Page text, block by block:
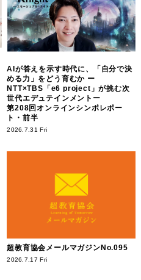
AIが答えを示す時代に、「自分で決
める力」をどう育むか ー
NTT×TBS「e6 project」が挑む次
世代エデュテインメントー
第208回オンラインシンポレポー
ト・前半
2026.7.31 Fri
超教育協会メールマガジンNo.095
2026.7.17 Fri